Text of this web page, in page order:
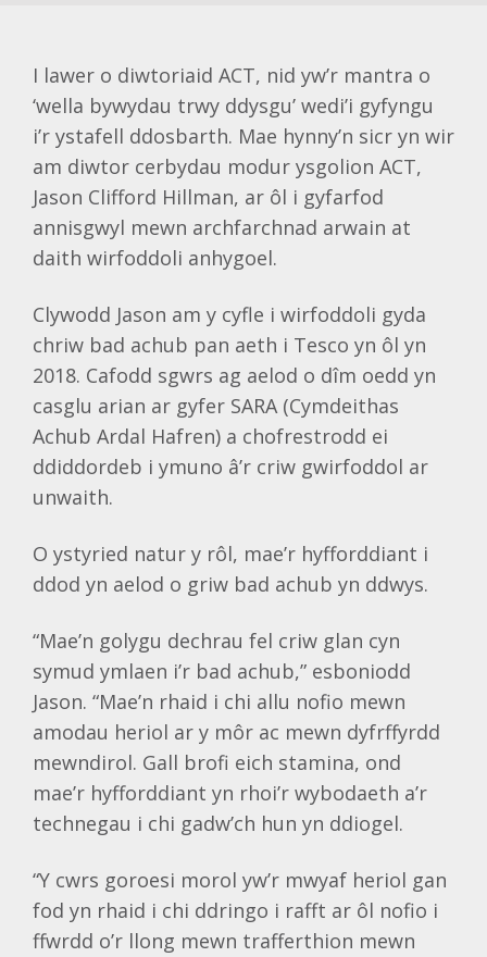
I lawer o diwtoriaid ACT, nid yw’r mantra o
‘wella bywydau trwy ddysgu’ wedi’i gyfyngu
i’r ystafell ddosbarth. Mae hynny’n sicr yn wir
am diwtor cerbydau modur ysgolion ACT,
Jason Clifford Hillman, ar ôl i gyfarfod
annisgwyl mewn archfarchnad arwain at
daith wirfoddoli anhygoel.
Clywodd Jason am y cyfle i wirfoddoli gyda
chriw bad achub pan aeth i Tesco yn ôl yn
2018. Cafodd sgwrs ag aelod o dîm oedd yn
casglu arian ar gyfer SARA (Cymdeithas
Achub Ardal Hafren) a chofrestrodd ei
ddiddordeb i ymuno â’r criw gwirfoddol ar
unwaith.
O ystyried natur y rôl, mae’r hyfforddiant i
ddod yn aelod o griw bad achub yn ddwys.
“Mae’n golygu dechrau fel criw glan cyn
symud ymlaen i’r bad achub,” esboniodd
Jason. “Mae’n rhaid i chi allu nofio mewn
amodau heriol ar y môr ac mewn dyfrffyrdd
mewndirol. Gall brofi eich stamina, ond
mae’r hyfforddiant yn rhoi’r wybodaeth a’r
technegau i chi gadw’ch hun yn ddiogel.
“Y cwrs goroesi morol yw’r mwyaf heriol gan
fod yn rhaid i chi ddringo i rafft ar ôl nofio i
ffwrdd o’r llong mewn trafferthion mewn